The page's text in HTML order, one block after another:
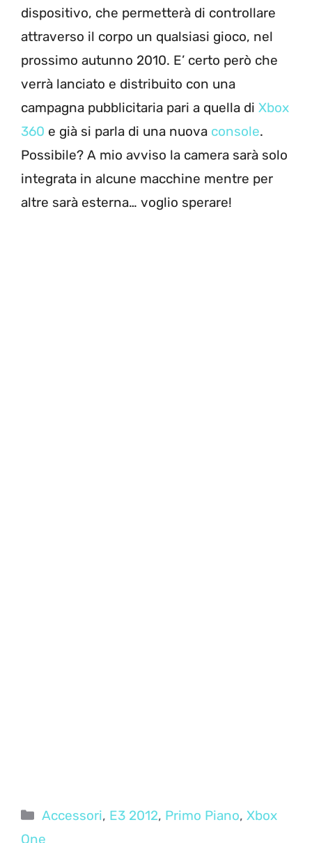
dispositivo, che permetterà di controllare
attraverso il corpo un qualsiasi gioco, nel
prossimo autunno 2010. E’ certo però che
verrà lanciato e distribuito con una
campagna pubblicitaria pari a quella di Xbox
360 e già si parla di una nuova console.
Possibile? A mio avviso la camera sarà solo
integrata in alcune macchine mentre per
altre sarà esterna… voglio sperare!
Categorie
Accessori, E3 2012, Primo Piano,Xbox
One